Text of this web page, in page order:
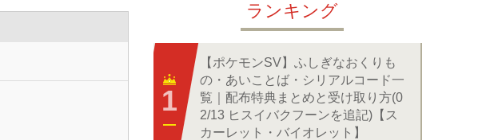
ランキング
【ポケモンSV】ふしぎなおくりも
の・あいことば・シリアルコード一
覧｜配布特典まとめと受け取り方(0
2/13 ヒスイバクフーンを追記)【ス
カーレット・バイオレット】